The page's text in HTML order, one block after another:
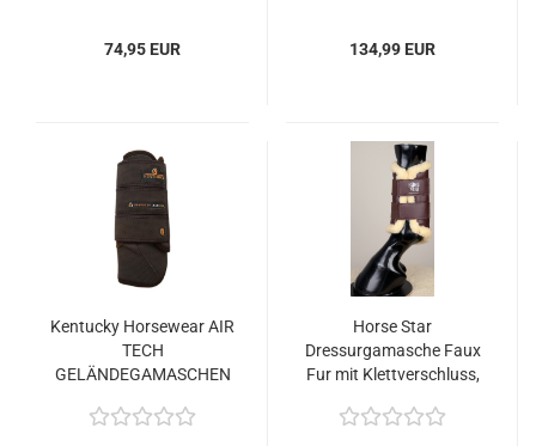
74,95 EUR 134,99 EUR
Kentucky Horsewear AIR
TECH
GELÄNDEGAMASCHEN
Horse Star
Dressurgamasche Faux
Fur mit Klettverschluss,